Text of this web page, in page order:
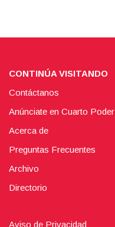
CONTINÚA VISITANDO
Contáctanos
Anúnciate en Cuarto Poder
Acerca de
Preguntas Frecuentes
Archivo
Directorio
Aviso de Privacidad